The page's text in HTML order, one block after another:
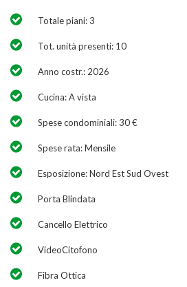
Totale piani: 3
Tot. unità presenti: 10
Anno costr.: 2026
Cucina: A vista
Spese condominiali: 30 €
Spese rata: Mensile
Esposizione: Nord Est Sud Ovest
Porta Blindata
Cancello Elettrico
VideoCitofono
Fibra Ottica